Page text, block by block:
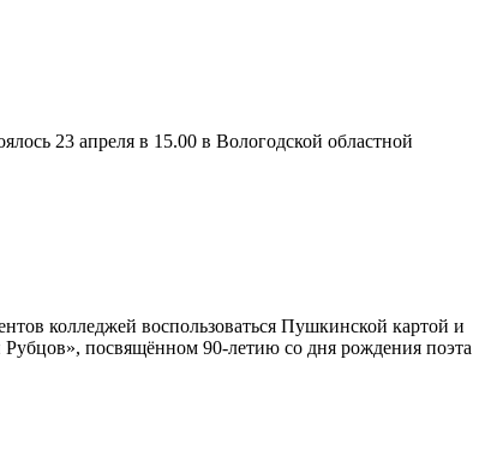
23 апреля в 15.00 в Вологодской областной
колледжей воспользоваться Пушкинской картой и
посвящённом 90-летию со дня рождения поэта